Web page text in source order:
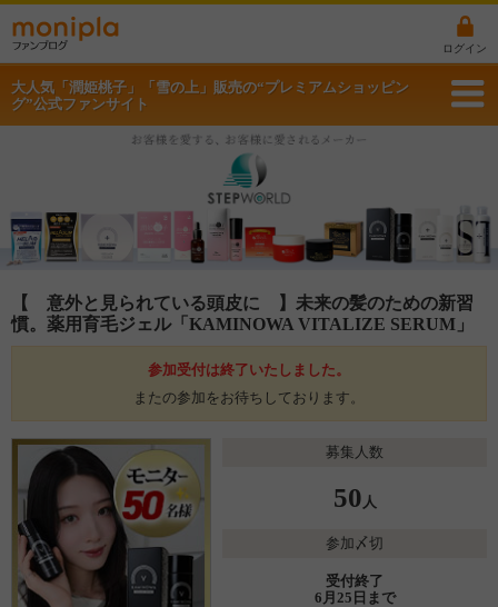
ログイン
大人気「潤姫桃子」「雪の上」販売の“プレミアムショッピン
グ”公式ファンサイト
【 意外と見られている頭皮に 】未来の髪のための新習
慣。薬用育毛ジェル「KAMINOWA VITALIZE SERUM」
参加受付は終了いたしました。
またの参加をお待ちしております。
募集人数
50 人
参加〆切
受付終了
6月25日まで